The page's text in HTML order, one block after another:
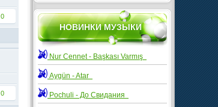
0
0
НОВИНКИ МУЗЫКИ
Nur Cennet - Başkası Varmış
Aygün - Atar
Pochuli - До Свидания